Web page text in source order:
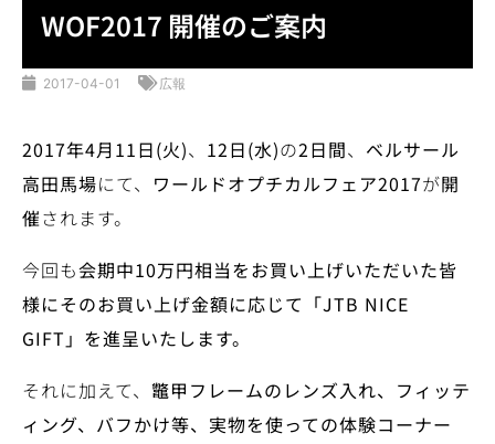
WOF2017 開催のご案内
2017-04-01 広報
2017年4月11日(火)、 12日(水)の2日間、 ベルサール
高田馬場にて、 ワールドオプチカルフェア2017が開
催されます。
今回も会期中10万円相当をお買い上げいただいた皆
様にそのお買い上げ金額に応じて「JTB NICE
GIFT 」を進呈いたします。
それに加えて、 鼈甲フレームのレンズ入れ、フィッテ
ィング、バフかけ等、実物を使っての体験コーナー